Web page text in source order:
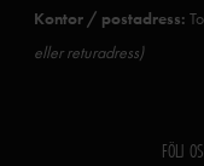
Kontor / postadress:
eller returadress)
FÖLJ